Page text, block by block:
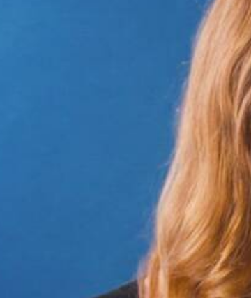
Du skriver under
Du skriver under på
Endelig er kvashegnet
et godt hjem for
der nok er den mest
af de danske
Den store humlebi –
brumbasse som mange
kalder den.
Andet punkt
Humlebier bestøver
blomster og afgrøder i
Du skriver under på
Storken tilbage til